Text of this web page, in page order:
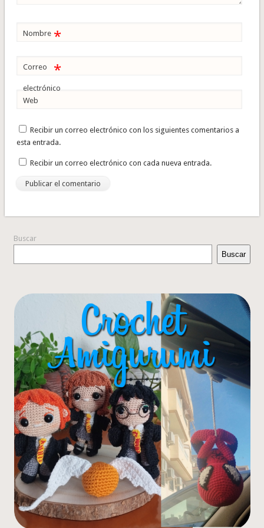
Nombre *
Correo
electrónico
*
Web
Recibir un correo electrónico con los siguientes comentarios a
esta entrada.
Recibir un correo electrónico con cada nueva entrada.
Buscar
Buscar